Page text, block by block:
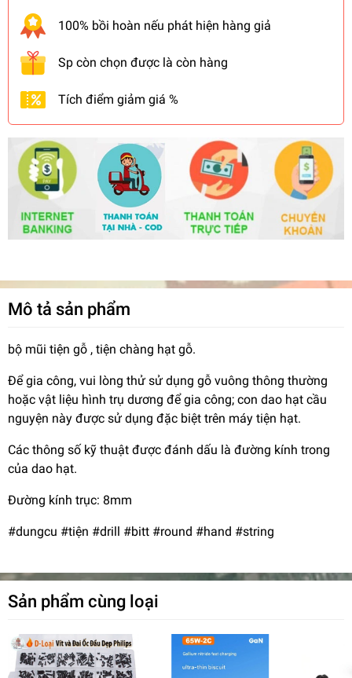
100% bồi hoàn nếu phát hiện hàng giả
Sp còn chọn được là còn hàng
Tích điểm giảm giá %
Mô tả sản phẩm
bộ mũi tiện gỗ , tiện chàng hạt gỗ.
Để gia công, vui lòng thử sử dụng gỗ vuông thông thường
hoặc vật liệu hình trụ dương để gia công; con dao hạt cầu
nguyện này được sử dụng đặc biệt trên máy tiện hạt.
Các thông số kỹ thuật được đánh dấu là đường kính trong
của dao hạt.
Đường kính trục: 8mm
#dungcu #tiện #drill #bitt #round #hand #string
Sản phẩm cùng loại